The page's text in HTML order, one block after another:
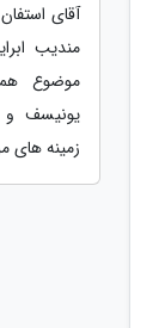
آقای
مندیب
موضوع
یونیسف و
زمینه های